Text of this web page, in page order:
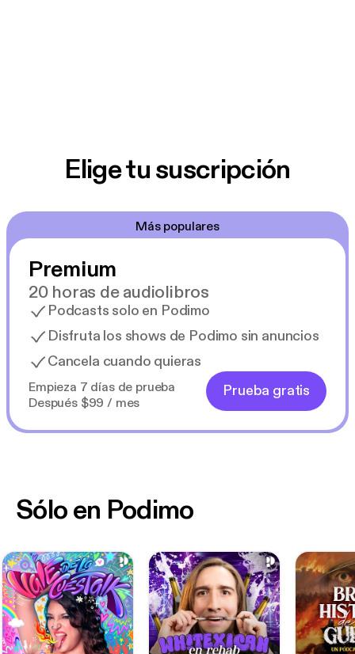
Elige tu suscripción
Más populares
Premium
20 horas de audiolibros
Podcasts solo en Podimo
Disfruta los shows de Podimo sin anuncios
Cancela cuando quieras
Empieza 7 días de prueba
Después $99 / mes
Prueba gratis
Sólo en Podimo